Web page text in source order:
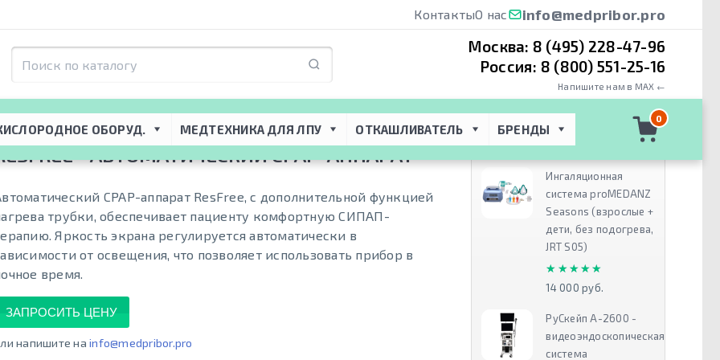
КонтактыО нас info@medpribor.pro
Москва: 8 (495) 228-47-96
Россия: 8 (800) 551-25-16
Напишите нам в MAX ←
ОБОРУД. МЕДТЕХНИКА ДЛЯ ЛПУ ОТКАШЛИВАТЕЛЬ БРЕНДЫ
0
- АВТОМАТИЧЕСКИЙ CPAP-АППАРАТ
CPAP-аппарат ResFree, с дополнительной функцией
трубки, обеспечивает пациенту комфортную СИПАП-
Яркость экрана регулируется автоматически в
от освещения, что позволяет использовать прибор в
время.
ЗАПРОСИТЬ ЦЕНУ
напишите наinfo@medpribor.pro
Рекомендуем
Ингаляционная
система proMEDANZ
Seasons (взрослые +
дети, без подогрева,
JRT S05)
★★★★★
★★★★★
14 000 руб.
РуСкейп А-2600 -
видеоэндоскопическая
система